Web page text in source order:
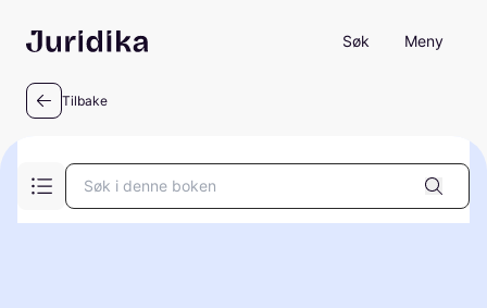
Søk Meny
Tilbake
Søk i denne boken